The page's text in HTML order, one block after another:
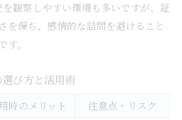
観察しやすい環境も多いですが、証
を保ち、感情的な詰問を避けること
。
び方と活用術
時のメリット 注意点・リスク